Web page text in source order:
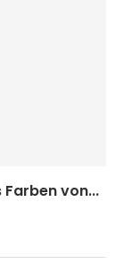
Farben von...